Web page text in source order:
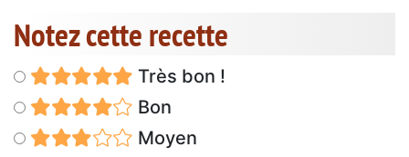
Notez cette recette
Très bon !
Bon
Moyen